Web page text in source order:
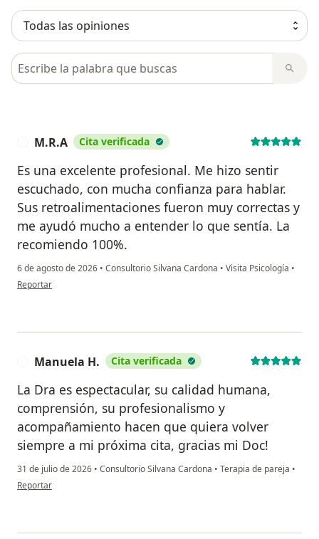
Busca en opiniones
M.R.A Cita verificada
Es una excelente profesional. Me hizo sentir
escuchado, con mucha confianza para hablar.
Sus retroalimentaciones fueron muy correctas y
me ayudó mucho a entender lo que sentía. La
recomiendo 100%.
6 de agosto de 2026 • Consultorio Silvana Cardona • Visita Psicología •
en opinión del usuario M.R.A
Reportar
Manuela H. Cita verificada
La Dra es espectacular, su calidad humana,
comprensión, su profesionalismo y
acompañamiento hacen que quiera volver
siempre a mi próxima cita, gracias mi Doc!
31 de julio de 2026 • Consultorio Silvana Cardona • Terapia de pareja •
en opinión del usuario Manuela H.
Reportar